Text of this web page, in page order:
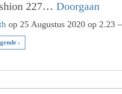
227… Doorgaan
op 25 Augustus 2020 op 2.23
›